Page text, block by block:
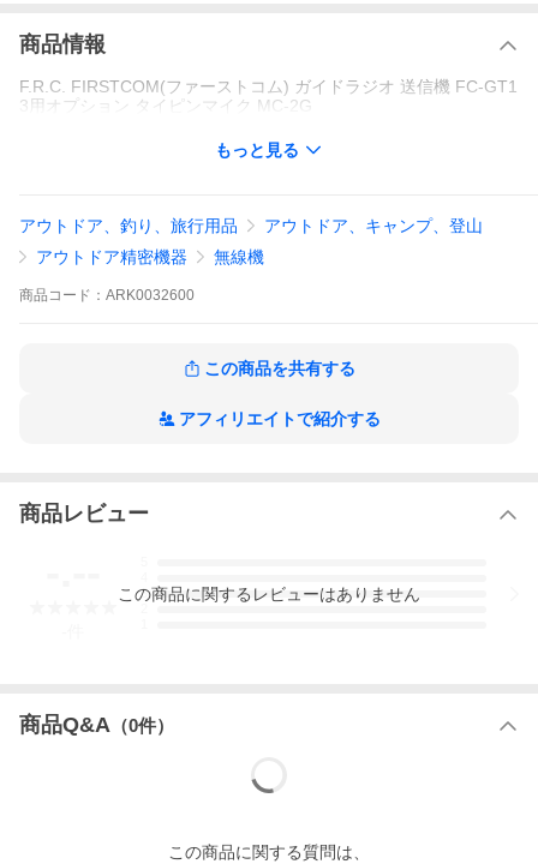
商品情報
F.R.C. FIRSTCOM(ファーストコム) ガイドラジオ 送信機 FC-GT1
3用オプション タイピンマイク MC-2G
もっと見る
アウトドア、釣り、旅行用品
アウトドア、キャンプ、登山
アウトドア精密機器
無線機
商品 コード： ARK0032600
この商品を共有する
アフィリエイトで紹介する
商品レビュー
3
この商品に関するレビューはありません
商品Q&A （0件）
この商品に関する質問は、